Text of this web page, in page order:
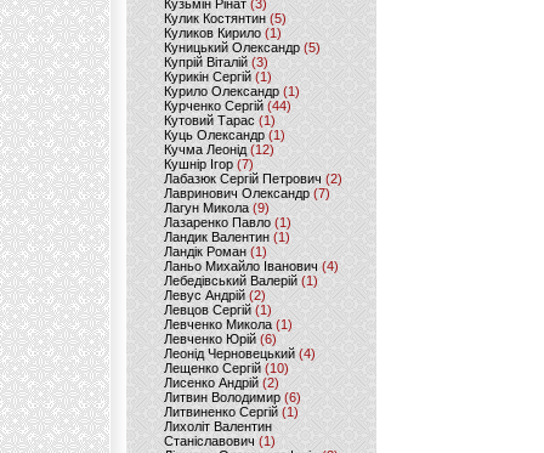
Кузьмін Рінат(3)
Кулик Костянтин(5)
Куликов Кирило (1)
Куницький Олександр (5)
Купрій Віталій (3)
Курикін Сергій(1)
Курило Олександр (1)
Курченко Сергій (44)
Кутовий Тарас (1)
Куць Олександр (1)
Кучма Леонід (12)
Кушнір Ігор(7)
Лабазюк Сергій Петрович (2)
Лавринович Олександр(7)
Лагун Микола(9)
Лазаренко Павло (1)
Ландик Валентин (1)
Ландік Роман (1)
Ланьо Михайло Іванович(4)
Лебедівський Валерій(1)
Левус Андрій(2)
Левцов Сергій (1)
Левченко Микола (1)
Левченко Юрій (6)
Леонід Черновецький (4)
Лещенко Сергій (10)
Лисенко Андрій (2)
Литвин Володимир (6)
Литвиненко Сергій (1)
Лихоліт Валентин
Станіславович (1)